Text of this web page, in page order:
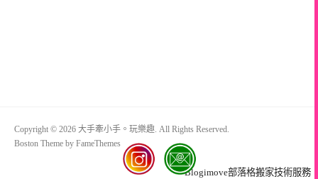
Copyright © 2026 大手牽小手。玩樂趣. All Rights Reserved.
Boston Theme by FameThemes
Blogimove部落格搬家技術服務